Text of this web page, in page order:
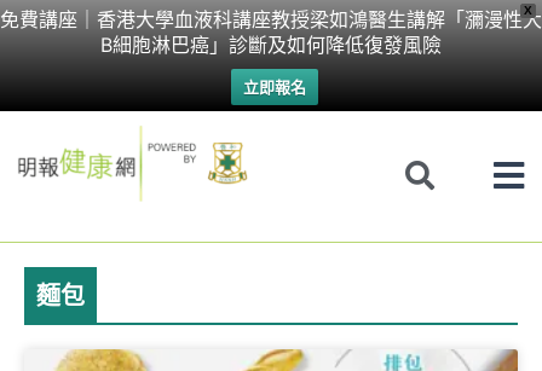
X
免費講座｜香港大學血液科講座教授梁如鴻醫生講解「瀰漫性大
B細胞淋巴癌」診斷及如何降低復發風險
立即報名
Skip
麵包